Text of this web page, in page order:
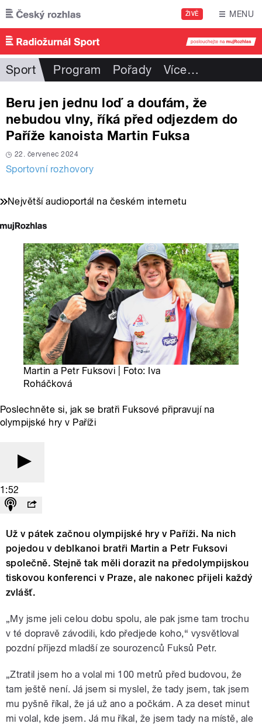
Přejít k hlavnímu obsahu
ŽIVĚ MENU
Sport Program Pořady Více…
Beru jen jednu loď a doufám, že
nebudou vlny, říká před odjezdem do
Paříže kanoista Martin Fuksa
22. červenec 2024
Sportovní rozhovory
Největší audioportál na českém internetu
Martin a Petr Fuksovi | Foto: Iva
Roháčková
Poslechněte si, jak se bratři Fuksové připravují na
olympijské hry v Paříži
1:52
Už v pátek začnou olympijské hry v Paříži. Na nich
pojedou v deblkanoi bratři Martin a Petr Fuksovi
společně. Stejně tak měli dorazit na předolympijskou
tiskovou konferenci v Praze, ale nakonec přijeli každý
zvlášť.
„My jsme jeli celou dobu spolu, ale pak jsme tam trochu
v té dopravě závodili, kdo předjede koho,“ vysvětloval
pozdní příjezd mladší ze sourozenců Fuksů Petr.
„Ztratil jsem ho a volal mi 100 metrů před budovou, že
tam ještě není. Já jsem si myslel, že tady jsem, tak jsem
mu pyšně říkal, že já už ano a počkám. A za deset minut
mi volal, kde jsem. Já mu říkal, že jsem tady na místě, ale